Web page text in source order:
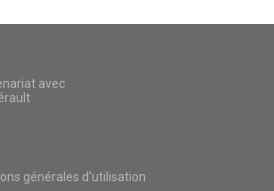
avec
générales d'utilisation